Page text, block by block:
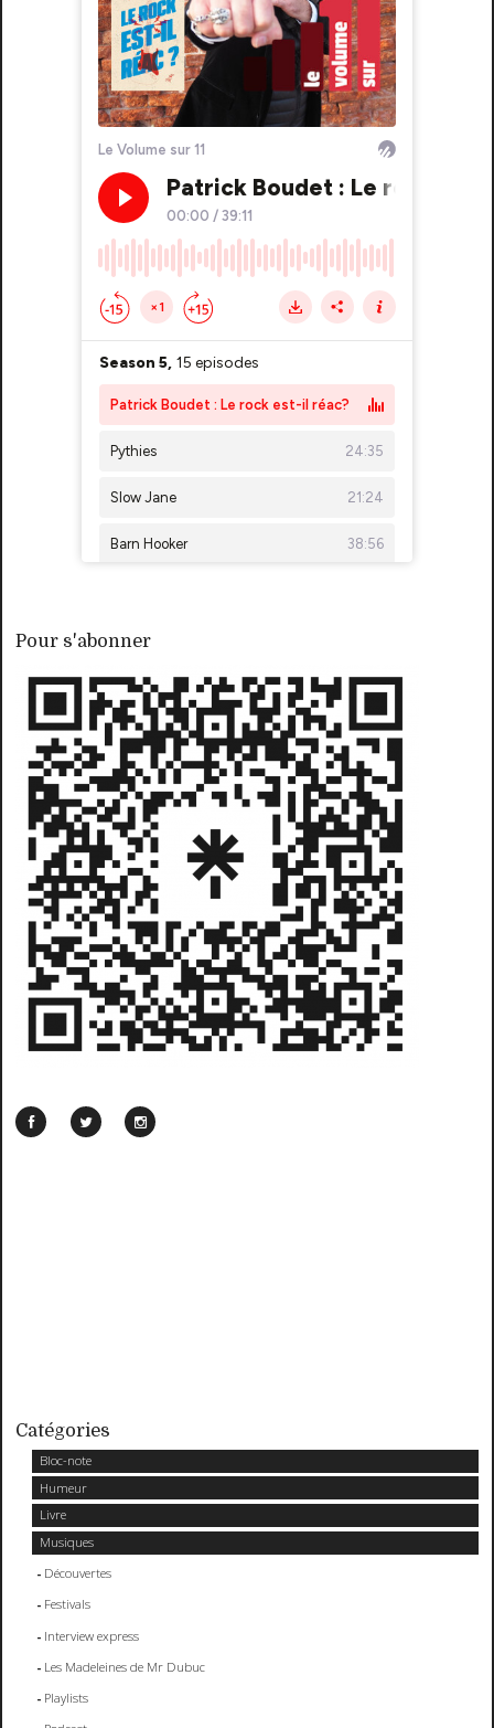
Pour s'abonner
Catégories
Bloc-note
Humeur
Livre
Musiques
Découvertes
Festivals
Interview express
Les Madeleines de Mr Dubuc
Playlists